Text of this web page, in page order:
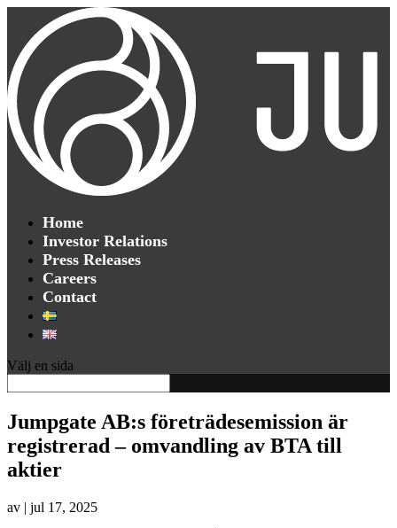
Home
Investor Relations
Press Releases
Careers
Contact
Välj en sida
Jumpgate AB:s företrädesemission är
registrerad – omvandling av BTA till
aktier
av | jul 17, 2025